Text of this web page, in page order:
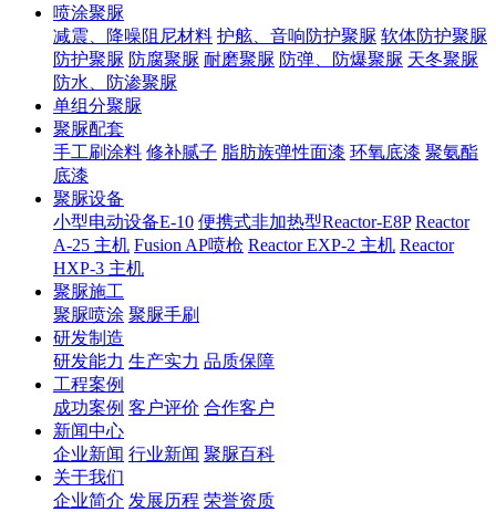
喷涂聚脲
减震、降噪阻尼材料 护舷、音响防护聚脲 软体防护聚脲
防护聚脲 防腐聚脲 耐磨聚脲 防弹、防爆聚脲 天冬聚脲
防水、防渗聚脲
单组分聚脲
聚脲配套
手工刷涂料 修补腻子 脂肪族弹性面漆 环氧底漆 聚氨酯
底漆
聚脲设备
小型电动设备E-10 便携式非加热型Reactor-E8P Reactor
A-25 主机 Fusion AP喷枪 Reactor EXP-2 主机 Reactor
HXP-3 主机
聚脲施工
聚脲喷涂 聚脲手刷
研发制造
研发能力 生产实力 品质保障
工程案例
成功案例 客户评价 合作客户
新闻中心
企业新闻 行业新闻 聚脲百科
关于我们
企业简介 发展历程 荣誉资质